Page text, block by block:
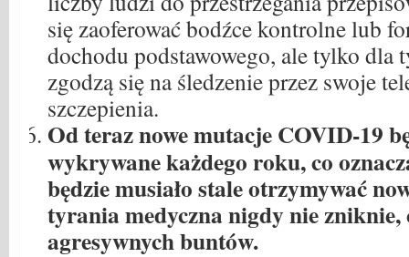
się zaoferować bodźce kontrolne lub
dochodu podstawowego, ale tylko dla
zgodzą się na śledzenie przez swoje
szczepienia.
Od teraz nowe mutacje COVID-19
wykrywane każdego roku, co
będzie musiało stale otrzymywać
tyrania medyczna nigdy nie zniknie,
agresywnych buntów.